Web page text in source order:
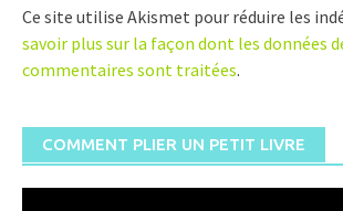
Ce site utilise Akismet pour réduire les
savoir plus sur la façon dont les données
commentaires sont traitées.
COMMENT PLIER UN PETIT LIVRE